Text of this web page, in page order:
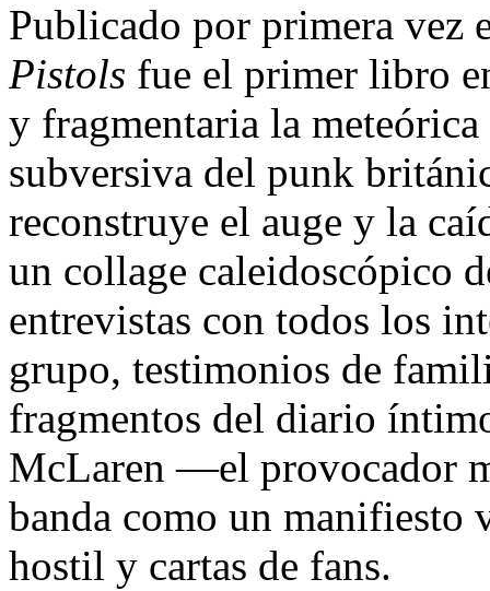
Publicado por primera vez
Pistols fue el primer libro
y fragmentaria la
subversiva del punk
reconstruye el auge y la
un collage caleidoscópico
entrevistas con todos los
grupo, testimonios de
fragmentos del diario
McLaren —el provocador
banda como un
hostil y cartas de fans.